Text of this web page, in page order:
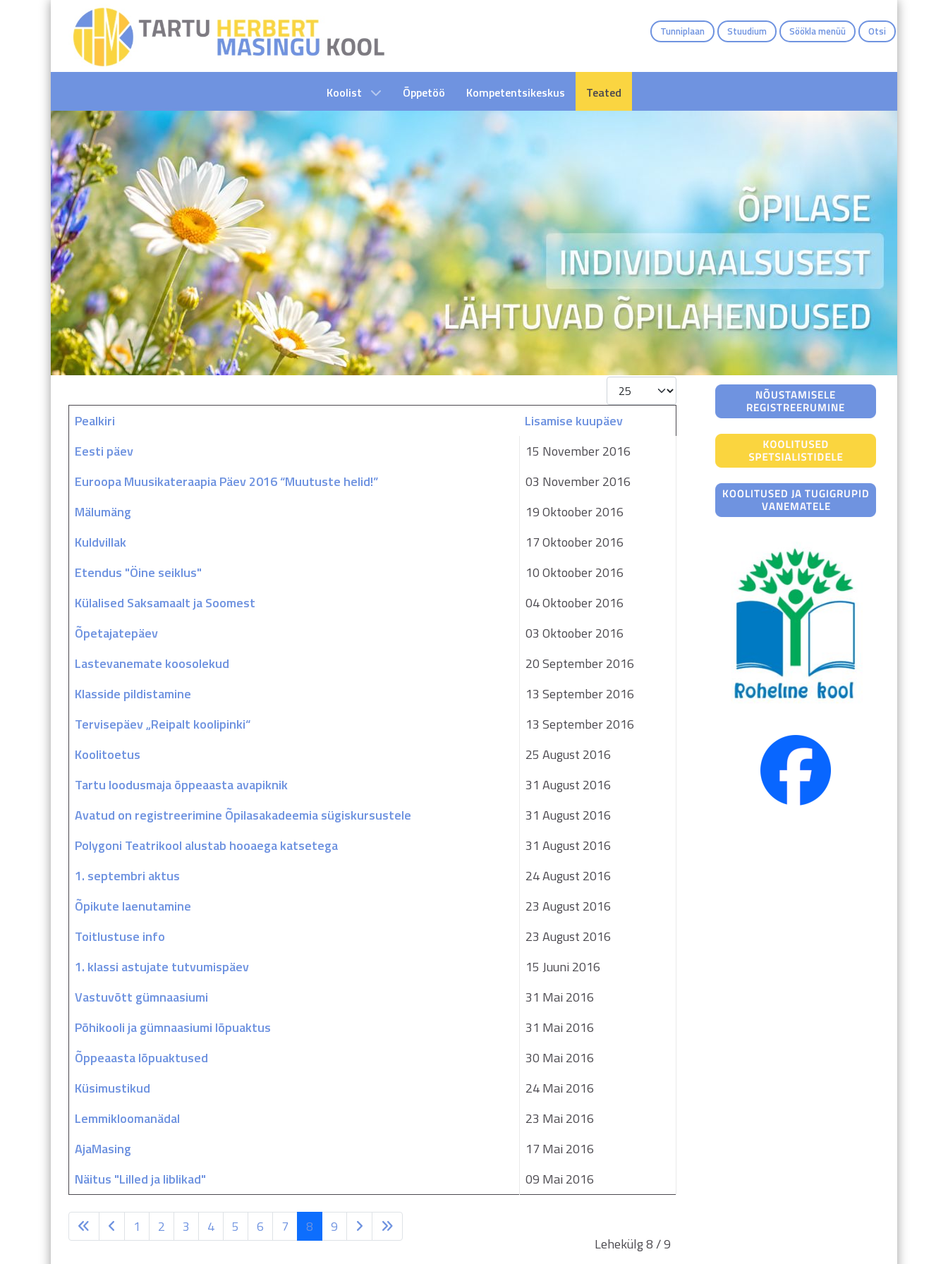
Otsi
Söökla menüü
Stuudium
Tunniplaan
Koolist Õppetöö Kompetentsikeskus Teated
Näita korraga
Artiklid
Pealkiri
Lisamise kuupäev
Eesti päev
15 November 2016
Euroopa Muusikateraapia Päev 2016 “Muutuste helid!”
03 November 2016
Mälumäng
19 Oktoober 2016
Kuldvillak
17 Oktoober 2016
Etendus "Öine seiklus"
10 Oktoober 2016
Külalised Saksamaalt ja Soomest
04 Oktoober 2016
Õpetajatepäev
03 Oktoober 2016
Lastevanemate koosolekud
20 September 2016
Klasside pildistamine
13 September 2016
Tervisepäev „Reipalt koolipinki“
13 September 2016
Koolitoetus
25 August 2016
Tartu loodusmaja õppeaasta avapiknik
31 August 2016
Avatud on registreerimine Õpilasakadeemia sügiskursustele
31 August 2016
Polygoni Teatrikool alustab hooaega katsetega
31 August 2016
1. septembri aktus
24 August 2016
Õpikute laenutamine
23 August 2016
Toitlustuse info
23 August 2016
1. klassi astujate tutvumispäev
15 Juuni 2016
Vastuvõtt gümnaasiumi
31 Mai 2016
Põhikooli ja gümnaasiumi lõpuaktus
31 Mai 2016
Õppeaasta lõpuaktused
30 Mai 2016
Küsimustikud
24 Mai 2016
Lemmikloomanädal
23 Mai 2016
AjaMasing
17 Mai 2016
Näitus "Lilled ja liblikad"
09 Mai 2016
Lehekülg 8 / 9
1 2 3 4 5 6 7 8 9